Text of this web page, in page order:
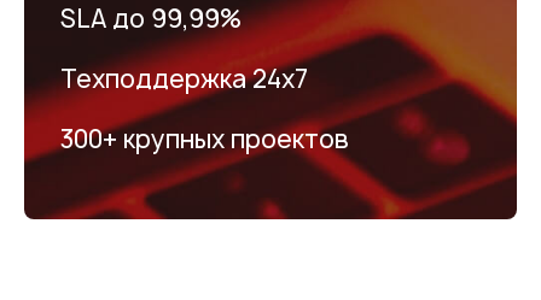
SLA до 99,99%
Техподдержка 24х7
300+ крупных проектов